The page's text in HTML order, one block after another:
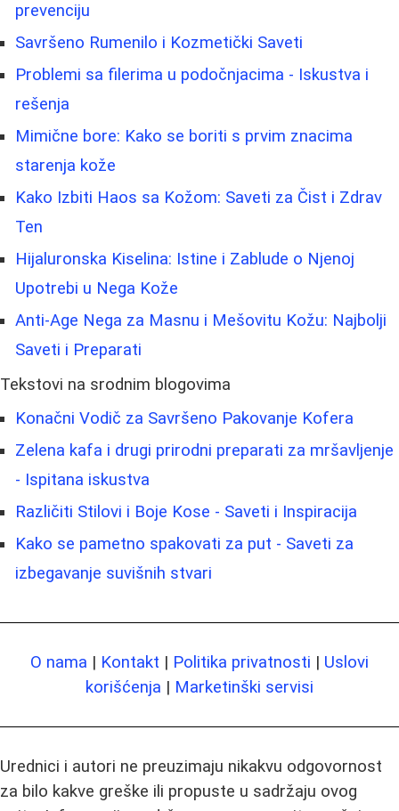
prevenciju
Savršeno Rumenilo i Kozmetički Saveti
Problemi sa filerima u podočnjacima - Iskustva i
rešenja
Mimične bore: Kako se boriti s prvim znacima
starenja kože
Kako Izbiti Haos sa Kožom: Saveti za Čist i Zdrav
Ten
Hijaluronska Kiselina: Istine i Zablude o Njenoj
Upotrebi u Nega Kože
Anti-Age Nega za Masnu i Mešovitu Kožu: Najbolji
Saveti i Preparati
Tekstovi na srodnim blogovima
Konačni Vodič za Savršeno Pakovanje Kofera
Zelena kafa i drugi prirodni preparati za mršavljenje
- Ispitana iskustva
Različiti Stilovi i Boje Kose - Saveti i Inspiracija
Kako se pametno spakovati za put - Saveti za
izbegavanje suvišnih stvari
O nama | Kontakt | Politika privatnosti | Uslovi
korišćenja | Marketinški servisi
Urednici i autori ne preuzimaju nikakvu odgovornost
za bilo kakve greške ili propuste u sadržaju ovog